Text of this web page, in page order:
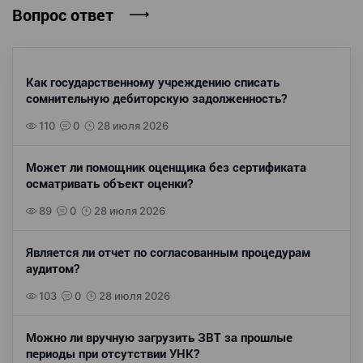
Вопрос ответ
Как государственному учреждению списать
сомнительную дебиторскую задолженность?
110 0 28 июля 2026
Может ли помощник оценщика без сертификата
осматривать объект оценки?
89 0 28 июля 2026
Является ли отчет по согласованным процедурам
аудитом?
103 0 28 июля 2026
Можно ли вручную загрузить ЗВТ за прошлые
периоды при отсутствии УНК?